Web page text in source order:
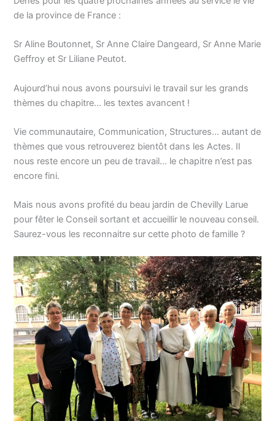
de la province de France :
Sr Aline Boutonnet, Sr Anne Claire Dangeard, Sr Anne Marie
Geffroy et Sr Liliane Peutot.
Aujourd’hui nous avons poursuivi le travail sur les grands
thèmes du chapitre… les textes avancent !
Vie communautaire, Communication, Structures… autant de
thèmes que vous retrouverez bientôt dans les Actes. Il
nous reste encore un peu de travail… le chapitre n’est pas
encore fini.
Mais nous avons profité du beau jardin de Chevilly Larue
pour fêter le Conseil sortant et accueillir le nouveau conseil.
Saurez-vous les reconnaitre sur cette photo de famille ?